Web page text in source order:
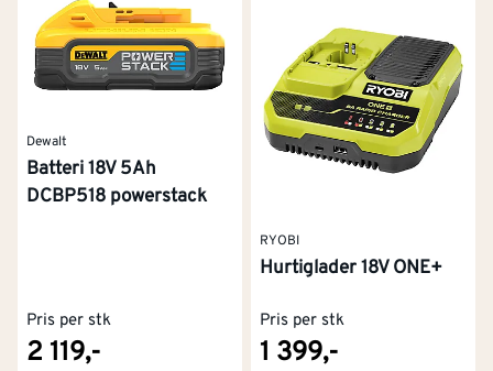
Dewalt
Batteri 18V 5Ah
DCBP518 powerstack
Pris per stk
2 119,-
RYOBI
Hurtiglader 18V ONE+
Pris per stk
1 399,-